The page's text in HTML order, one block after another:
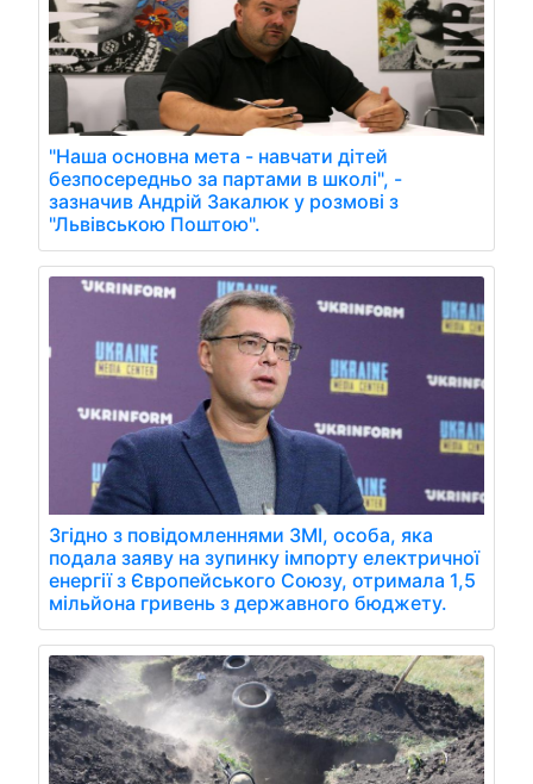
"Наша основна мета - навчати дітей
безпосередньо за партами в школі", -
зазначив Андрій Закалюк у розмові з
"Львівською Поштою".
Згідно з повідомленнями ЗМІ, особа, яка
подала заяву на зупинку імпорту електричної
енергії з Європейського Союзу, отримала 1,5
мільйона гривень з державного бюджету.